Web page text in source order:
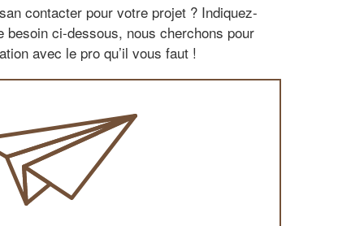
contacter pour votre projet ? Indiquez-
besoin ci-dessous, nous cherchons pour
avec le pro qu’il vous faut !